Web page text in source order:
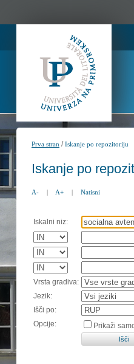
Prva stran /Iskanje po repozitoriju
Iskanje po
A- | A+ | Natisni
Iskalni niz:
Vrsta gradiva:
Jezik:
Išči po:
Opcije:
Prikaži